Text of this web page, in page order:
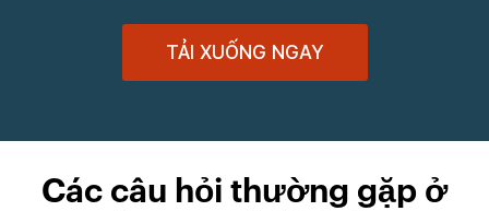
TẢI XUỐNG NGAY
Các câu hỏi thường gặp ở